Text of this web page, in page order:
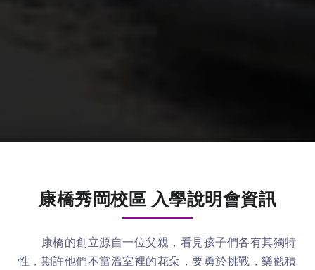
康橋秀岡校區 入學說明會資訊
康橋的創立源自一位父親，看見孩子們各有其獨特
性，期許他們不當溫室裡的花朵，要勇於挑戰，樂觀積